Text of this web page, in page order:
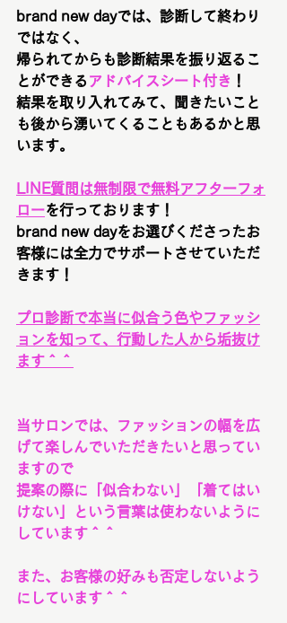
brand new dayでは、診断して終わり
ではなく、
帰られてからも診断結果を振り返るこ
とができる アドバイスシート付き ！
結果を取り入れてみて、聞きたいこと
も後から湧いてくることもあるかと思
います。
LINE質問は無制限で無料アフターフォ
ローを行っております！
brand new dayをお選びくださったお
客様には全力でサポートさせていただ
きます！
プロ診断で本当に似合う色やファッシ
ョンを知って、行動した人から垢抜け
ます＾＾
当サロンでは、ファッションの幅を広
げて楽しんでいただきたいと思ってい
ますので
提案の際に「似合わない」「着てはい
けない」という言葉は使わないように
しています＾＾
また、お客様の好みも否定しないよう
にしています＾＾